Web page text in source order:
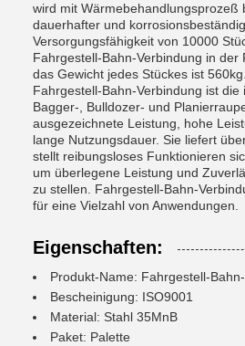
wird mit Wärmebehandlungsprozeß
dauerhafter und
Versorgungsfähigkeit von 10000
Fahrgestell-Bahn-Verbindung in der
das Gewicht jedes Stückes ist 560kg.
Fahrgestell-Bahn-Verbindung ist die
Bagger-, Bulldozer- und
ausgezeichnete Leistung, hohe
lange Nutzungsdauer. Sie liefert
stellt reibungsloses Funktionieren
um überlegene Leistung und
zu stellen. Fahrgestell-Bahn-
für eine Vielzahl von Anwendungen.
Eigenschaften:
Produkt-Name: Fahrgestell-
Bescheinigung: ISO9001
Material: Stahl 35MnB
Paket: Palette